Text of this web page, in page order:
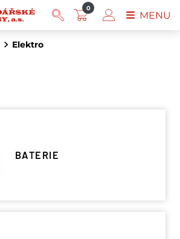
Elektro
BATERIE
0
MENU